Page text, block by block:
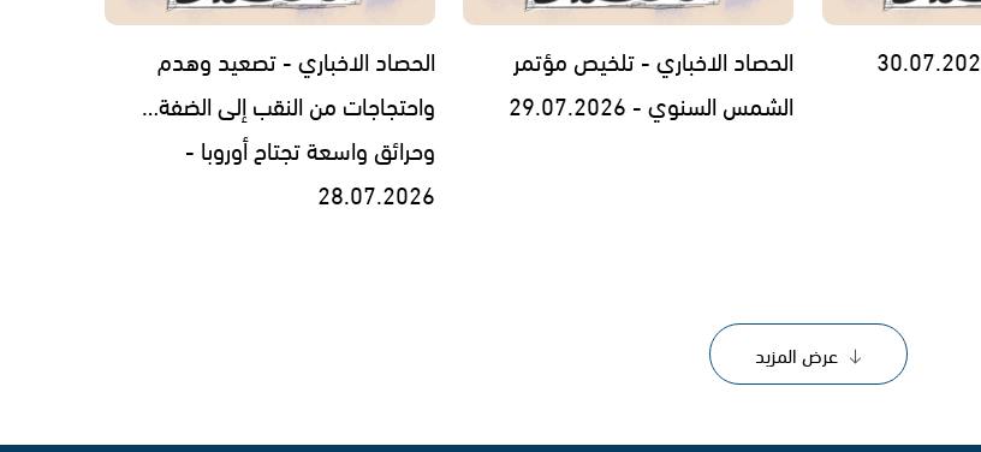
الحصاد الاخباري - تلخيص مؤتمر
الشمس السنوي - 29.07.2026
الحصاد الاخباري - تصعيد وهدم
واحتجاجات من النقب إلى الضفة…
وحرائق واسعة تجتاح أوروبا -
28.07.2026
عرض المزيد